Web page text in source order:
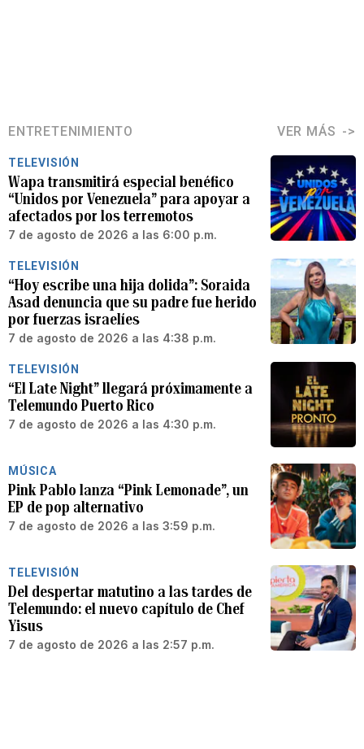
ENTRETENIMIENTO VER MÁS
TELEVISIÓN
Wapa transmitirá especial benéfico
“Unidos por Venezuela” para apoyar a
afectados por los terremotos
7 de agosto de 2026 a las 6:00 p.m.
TELEVISIÓN
“Hoy escribe una hija dolida”: Soraida
Asad denuncia que su padre fue herido
por fuerzas israelíes
7 de agosto de 2026 a las 4:38 p.m.
TELEVISIÓN
“El Late Night” llegará próximamente a
Telemundo Puerto Rico
7 de agosto de 2026 a las 4:30 p.m.
MÚSICA
Pink Pablo lanza “Pink Lemonade”, un
EP de pop alternativo
7 de agosto de 2026 a las 3:59 p.m.
TELEVISIÓN
Del despertar matutino a las tardes de
Telemundo: el nuevo capítulo de Chef
Yisus
7 de agosto de 2026 a las 2:57 p.m.